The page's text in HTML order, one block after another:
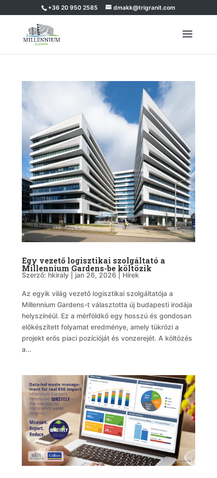
+36 20 950 2585 dmakk@trigranit.com
Egy vezető logisztikai szolgáltató a
Millennium Gardens-be költözik
Szerző: hkiraly| jan 26, 2026 Hírek
Az egyik világ vezető logisztikai szolgáltatója a
Millennium Gardens-t választotta új budapesti irodája
helyszínéül. Ez a mérföldkő egy hosszú és gondosan
előkészített folyamat eredménye, amely tükrözi a
projekt erős piaci pozícióját és vonzerejét. A költözés
a...